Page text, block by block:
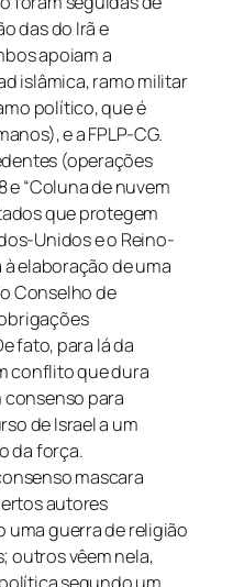
das do Irã e
apoiam a
islâmica, ramo militar
político, que é
e a FPLP-CG.
(operações
e “Coluna de nuvem
que protegem
Unidos e o Reino-
elaboração de uma
Conselho de
fato, para lá da
conflito que dura
consenso para
de Israel a um
da força.
mascara
autores
guerra de religião
outros vêem nela,